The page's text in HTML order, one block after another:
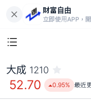
財富自由
立即使用APP，
大成 1210
52.70 0.95% 最近